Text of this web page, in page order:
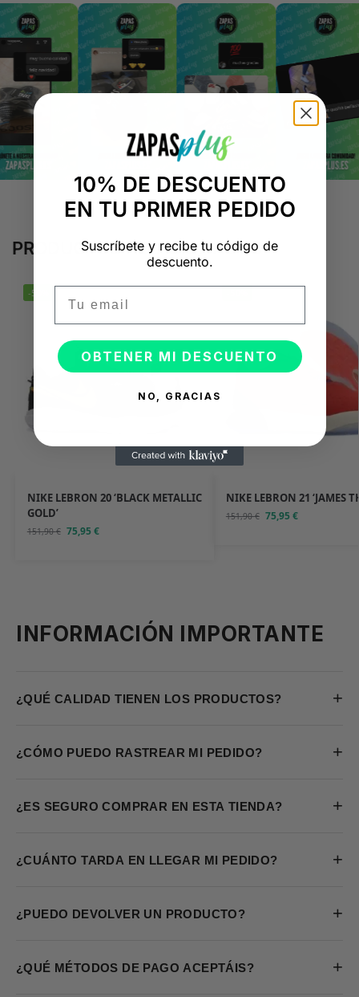
PRODUCTOS RELACIONADOS
-50%
NIKE LEBRON 20 ‘BLACK METALLIC
GOLD’
151,90€ 75,95€
NIKE LEBRON 21 ‘JAMES
151,90€ 75,95€
INFORMACIÓN IMPORTANTE
¿QUÉ CALIDAD TIENEN LOS PRODUCTOS? +
¿CÓMO PUEDO RASTREAR MI PEDIDO? +
¿ES SEGURO COMPRAR EN ESTA TIENDA? +
¿CUÁNTO TARDA EN LLEGAR MI PEDIDO? +
¿PUEDO DEVOLVER UN PRODUCTO? +
¿QUÉ MÉTODOS DE PAGO ACEPTÁIS? +
10% DE DESCUENTO
EN TU PRIMER PEDIDO
Suscríbete y recibe tu código de
descuento.
OBTENER MI DESCUENTO
NO, GRACIAS